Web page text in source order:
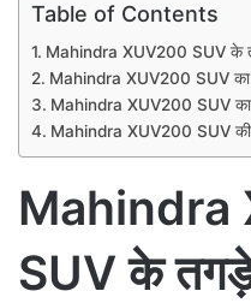
Table of Contents
Mahindra XUV200 SUV के
Mahindra XUV200 SUV
Mahindra XUV200 SUV
Mahindra XUV200 SUV
Mahindra
SUV के तगड़े